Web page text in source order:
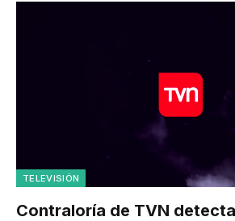
TELEVISIÓN
Contraloría de TVN detecta